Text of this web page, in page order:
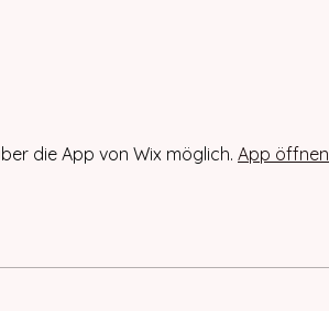
die App von Wix möglich. App öffnen